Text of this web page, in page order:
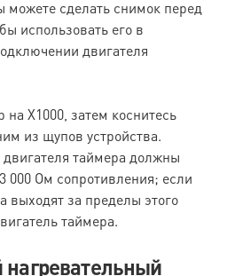
можете сделать снимок перед
использовать его в
двигателя
на X1000, затем коснитесь
из щупов устройства.
таймера должны
000 Ом сопротивления; если
выходят за пределы этого
таймера.